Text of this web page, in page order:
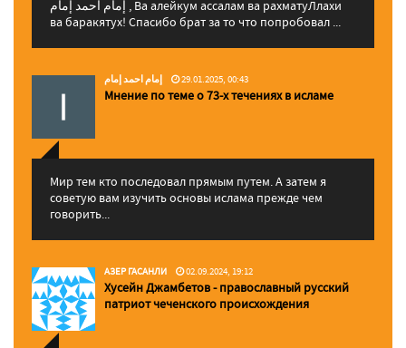
إمام احمد إمام , Ва алейкум ассалам ва рахматуЛлахи
ва баракятух! Спасибо брат за то что попробовал ...
إمام احمد إمام 29.01.2025, 00:43
Мнение по теме о 73-х течениях в исламе
Мир тем кто последовал прямым путем. А затем я
советую вам изучить основы ислама прежде чем
говорить...
АЗЕР ГАСАНЛИ 02.09.2024, 19:12
Хусейн Джамбетов - православный русский
патриот чеченского происхождения